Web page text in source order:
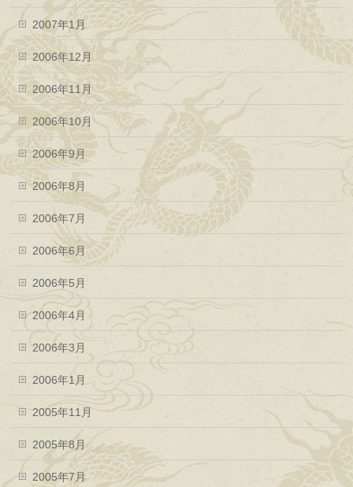
2007年1月
2006年12月
2006年11月
2006年10月
2006年9月
2006年8月
2006年7月
2006年6月
2006年5月
2006年4月
2006年3月
2006年1月
2005年11月
2005年8月
2005年7月